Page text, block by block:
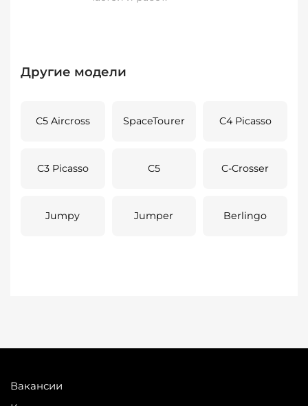
Другие модели
C5 Aircross SpaceTourer C4 Picasso
C3 Picasso C5 C-Crosser
Jumpy Jumper Berlingo
Вакансии